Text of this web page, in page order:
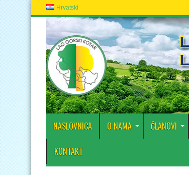
Hrvatski
NASLOVNICA O NAMA ČLANOVI
KONTAKT